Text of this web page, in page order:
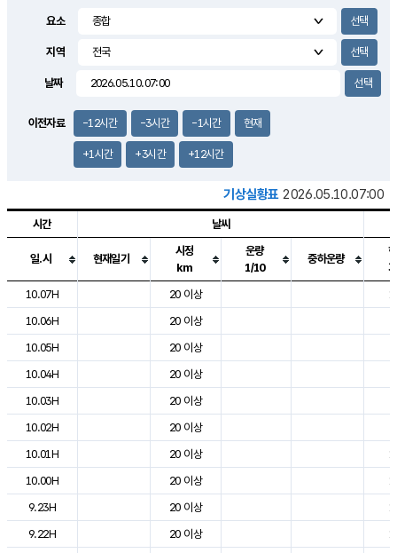
1.4m/s
요소
지역
날짜
이전자료 -12시간 -3시간 -1시간 현재
+1시간 +3시간 +12시간
기상실황표 2026.05.10.07:00
도시별 기상실황표로 지점, 날씨, 기온, 강수, 바람, 기압등을 안내한 표입
시간 날씨
일.시 현재일기
시정
km
운량
1/10
중하운량
10.07H
20 이상
10.06H
20 이상
10.05H
20 이상
10.04H
20 이상
10.03H
20 이상
10.02H
20 이상
10.01H
20 이상
10.00H
20 이상
9.23H
20 이상
9.22H
20 이상